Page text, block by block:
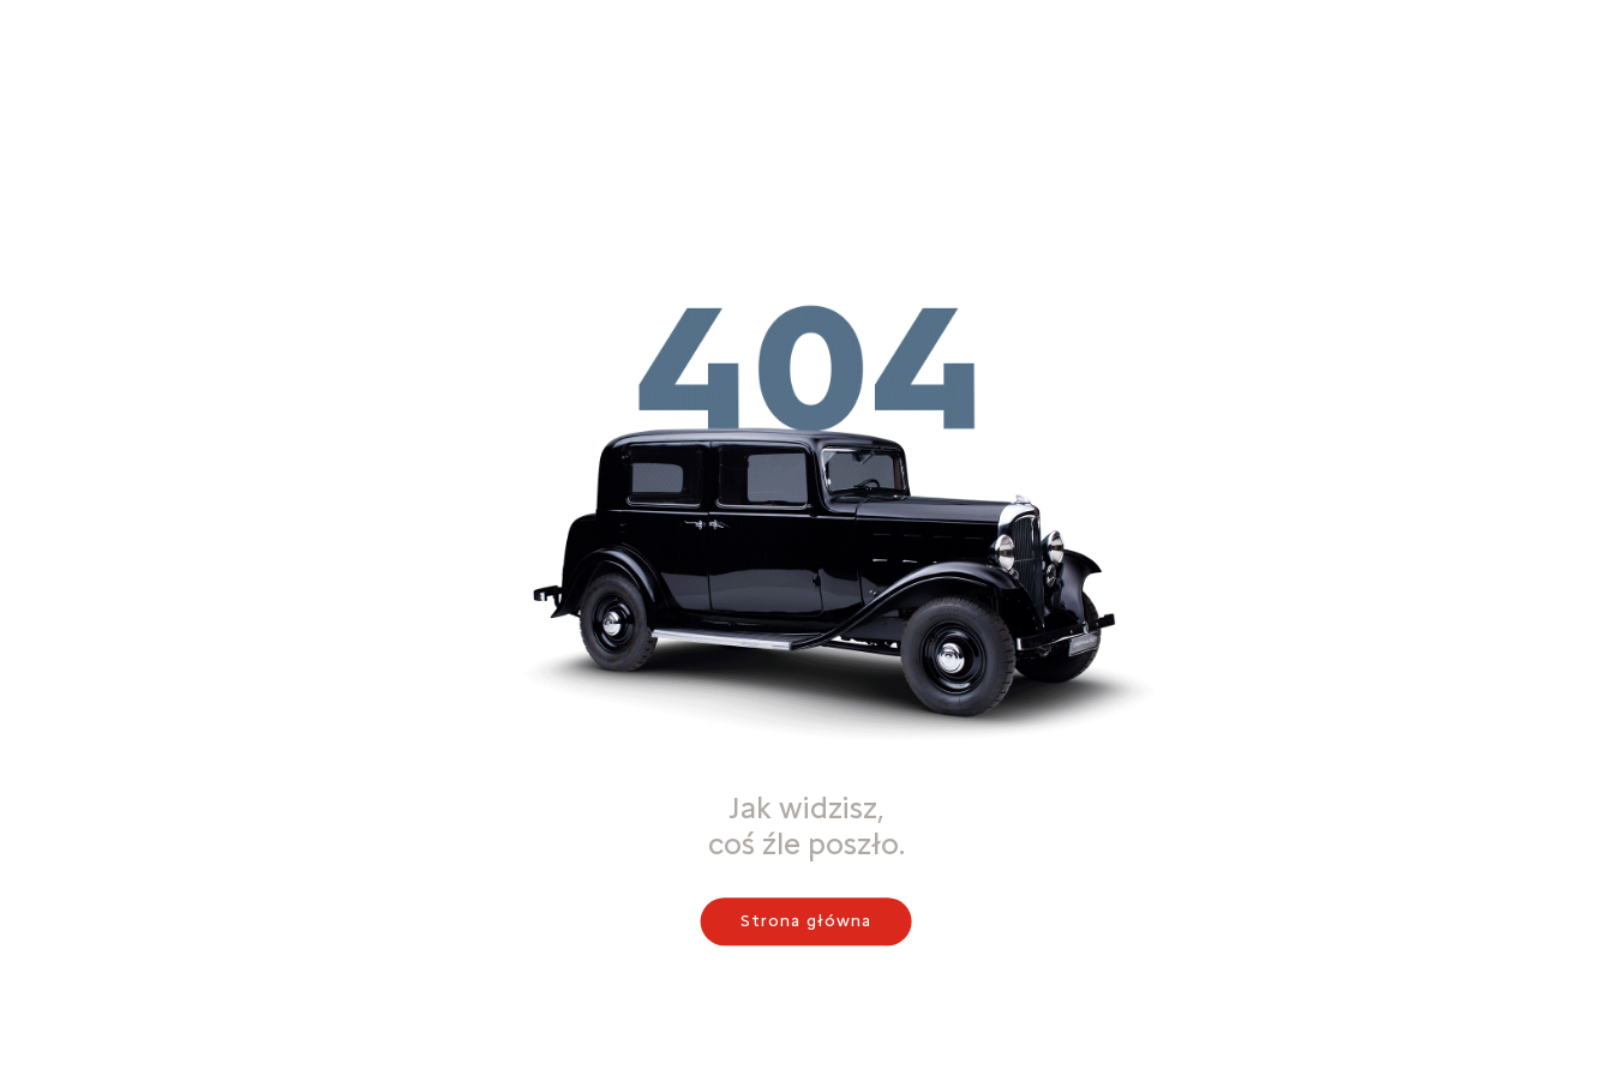
Jak widzisz,
coś źle poszło.
Strona główna